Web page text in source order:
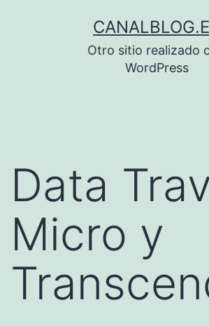
Otro sitio realizado
WordPress
Data
Micro y